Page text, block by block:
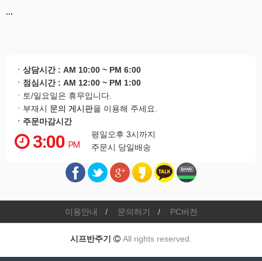
...
ㆍ상담시간 : AM 10:00 ~ PM 6:00
ㆍ점심시간 : AM 12:00 ~ PM 1:00
ㆍ토/일요일은 휴무입니다.
ㆍ부재시 문의 게시판을 이용해 주세요.
ㆍ주문마감시간
3:00 PM
평일오후 3시까지
주문시 당일배송
이용안내 문의하기 PC버전
시프반주기 All rights reserved.